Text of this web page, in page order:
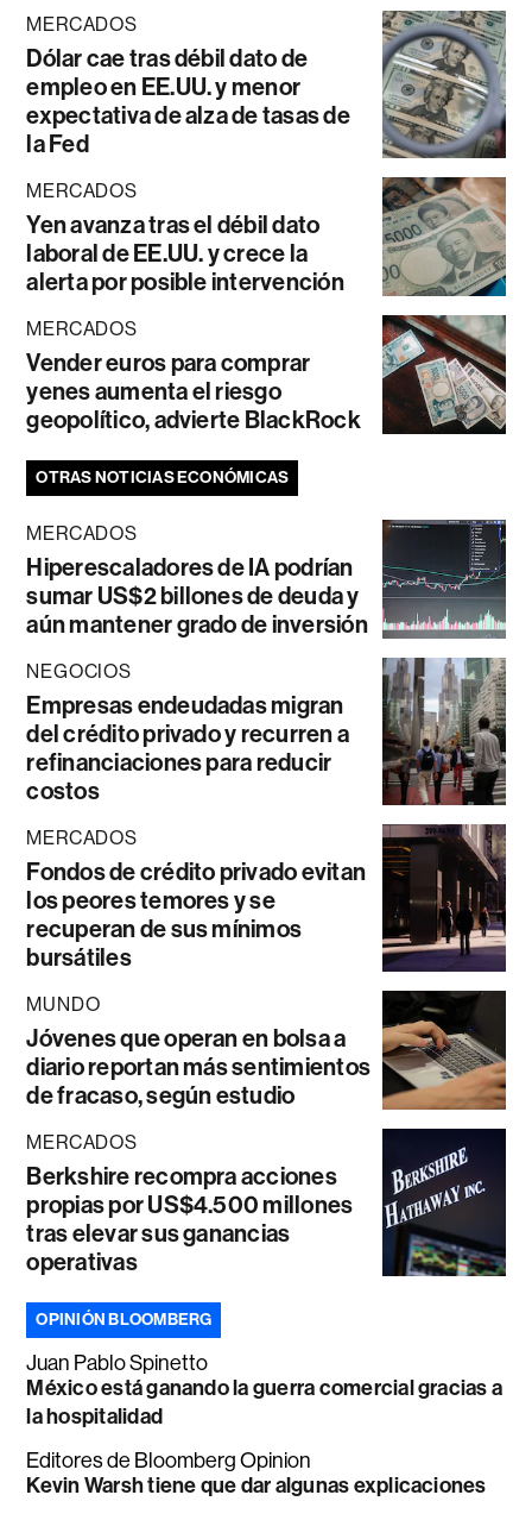
MERCADOS
Dólar cae tras débil dato de
empleo en EE.UU. y menor
expectativa de alza de tasas de
la Fed
MERCADOS
Yen avanza tras el débil dato
laboral de EE.UU. y crece la
alerta por posible intervención
MERCADOS
Vender euros para comprar
yenes aumenta el riesgo
geopolítico, advierte BlackRock
OTRAS NOTICIAS ECONÓMICAS
MERCADOS
Hiperescaladores de IA podrían
sumar US$2 billones de deuda y
aún mantener grado de inversión
NEGOCIOS
Empresas endeudadas migran
del crédito privado y recurren a
refinanciaciones para reducir
costos
MERCADOS
Fondos de crédito privado evitan
los peores temores y se
recuperan de sus mínimos
bursátiles
MUNDO
Jóvenes que operan en bolsa a
diario reportan más sentimientos
de fracaso, según estudio
MERCADOS
Berkshire recompra acciones
propias por US$4.500 millones
tras elevar sus ganancias
operativas
OPINIÓN BLOOMBERG
Juan Pablo Spinetto
México está ganando la guerra comercial gracias a
la hospitalidad
Editores de Bloomberg Opinion
Kevin Warsh tiene que dar algunas explicaciones